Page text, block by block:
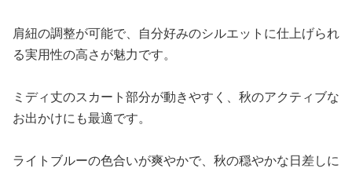
肩紐の調整が可能で、自分好みのシルエットに仕上げられ
る実用性の高さが魅力です。
ミディ丈のスカート部分が動きやすく、秋のアクティブな
お出かけにも最適です。
ライトブルーの色合いが爽やかで、秋の穏やかな日差しに